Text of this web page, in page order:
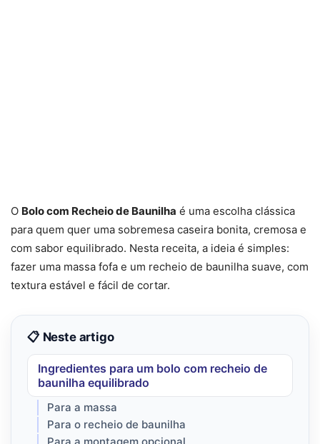
O Bolo com Recheio de Baunilha é uma escolha clássica
para quem quer uma sobremesa caseira bonita, cremosa e
com sabor equilibrado. Nesta receita, a ideia é simples:
fazer uma massa fofa e um recheio de baunilha suave, com
textura estável e fácil de cortar.
📋 Neste artigo
Ingredientes para um bolo com recheio de
baunilha equilibrado
Para a massa
Para o recheio de baunilha